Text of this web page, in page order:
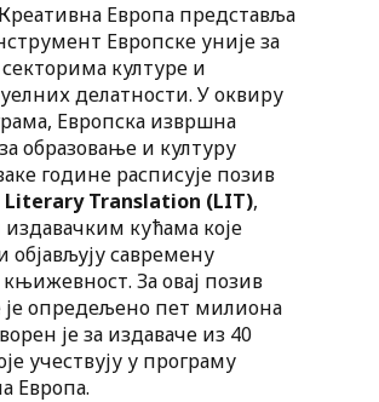
Европа представља
Европске уније за
културе и
делатности. У оквиру
Европска извршна
образовање и културу
године расписује позив
Literary Translation (LIT),
кућама које
објављују савремену
За овај позив
опредељено пет милиона
је за издаваче из 40
учествују у програму
Европа.